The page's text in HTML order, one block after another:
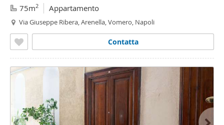
75m2 Appartamento
Via Giuseppe Ribera, Arenella, Vomero, Napoli
Contatta